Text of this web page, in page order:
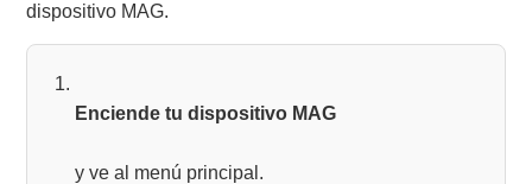
dispositivo MAG.
Enciende tu dispositivo MAG
y ve al menú principal.